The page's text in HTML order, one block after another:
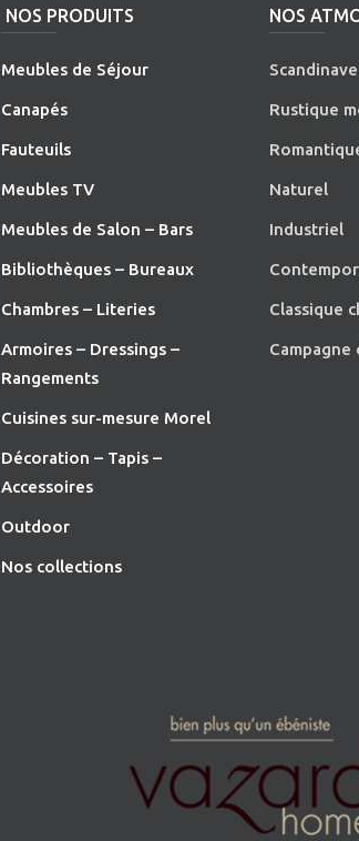
NOS PRODUITS
Meubles de Séjour
Canapés
Fauteuils
Meubles TV
Meubles de Salon – Bars
Bibliothèques – Bureaux
Chambres – Literies
Armoires – Dressings –
Rangements
Cuisines sur-mesure Morel
Décoration – Tapis –
Accessoires
Outdoor
Nos collections
NOS
Scandinave
Rustique
Naturel
Industriel
Classique
Campagne